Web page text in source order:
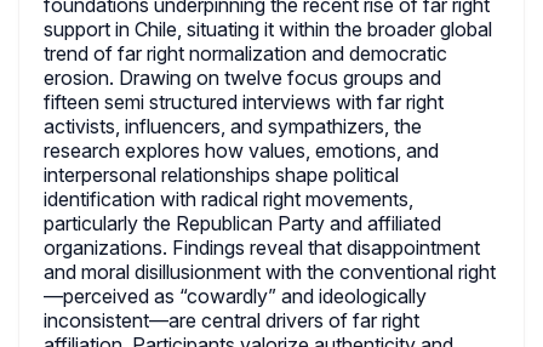
foundations underpinning the recent rise of far right
support in Chile, situating it within the broader global
trend of far right normalization and democratic
erosion. Drawing on twelve focus groups and
fifteen semi structured interviews with far right
activists, influencers, and sympathizers, the
research explores how values, emotions, and
interpersonal relationships shape political
identification with radical right movements,
particularly the Republican Party and affiliated
organizations. Findings reveal that disappointment
and moral disillusionment with the conventional right
—perceived as “cowardly” and ideologically
inconsistent—are central drivers of far right